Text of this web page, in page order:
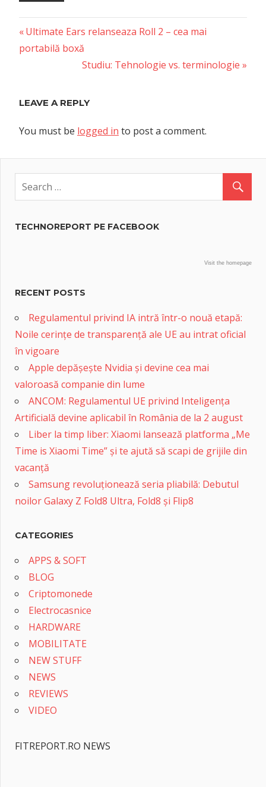
Post
navigation
Previous
Post:
Ultimate Ears relanseaza Roll 2 – cea mai
portabilă boxă
Next
Studiu: Tehnologie vs. terminologie
LEAVE A REPLY
You must be logged in to post a comment.
TECHNOREPORT PE FACEBOOK
Visit the homepage
RECENT POSTS
Regulamentul privind IA intră într-o nouă etapă:
Noile cerințe de transparență ale UE au intrat oficial
în vigoare
Apple depășește Nvidia și devine cea mai
valoroasă companie din lume
ANCOM: Regulamentul UE privind Inteligența
Artificială devine aplicabil în România de la 2 august
Liber la timp liber: Xiaomi lansează platforma „Me
Time is Xiaomi Time” și te ajută să scapi de grijile din
vacanță
Samsung revoluționează seria pliabilă: Debutul
noilor Galaxy Z Fold8 Ultra, Fold8 și Flip8
CATEGORIES
APPS & SOFT
BLOG
Criptomonede
Electrocasnice
HARDWARE
MOBILITATE
NEW STUFF
NEWS
REVIEWS
VIDEO
FITREPORT.RO NEWS